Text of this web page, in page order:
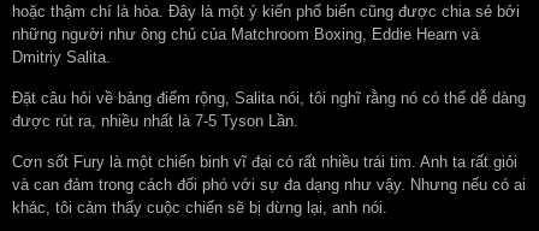
hoặc thậm chí là hòa. Đây là một ý kiến ​​phổ biến cũng được chia sẻ bởi
những người như ông chủ của Matchroom Boxing, Eddie Hearn và
Dmitriy Salita.
Đặt câu hỏi về bảng điểm rộng, Salita nói, tôi nghĩ rằng nó có thể dễ dàng
được rút ra, nhiều nhất là 7-5 Tyson Lần.
Cơn sốt Fury là một chiến binh vĩ đại có rất nhiều trái tim. Anh ta rất giỏi
và can đảm trong cách đối phó với sự đa dạng như vậy. Nhưng nếu có ai
khác, tôi cảm thấy cuộc chiến sẽ bị dừng lại, anh nói.